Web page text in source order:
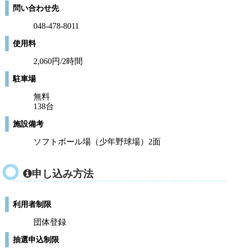
問い合わせ先
048-478-8011
使用料
2,060円/2時間
駐車場
無料
138台
施設備考
ソフトボール場（少年野球場）2面
申し込み方法
利用者制限
団体登録
抽選申込制限